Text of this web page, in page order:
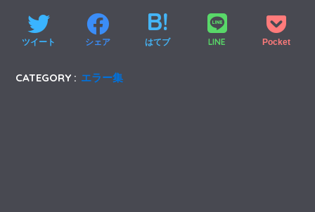
ツイート シェア はてブ LINE Pocket
CATEGORY : エラー集